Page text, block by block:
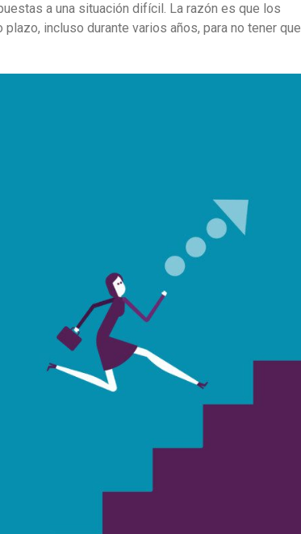
a una situación difícil. La razón es que los
incluso durante varios años, para no tener que